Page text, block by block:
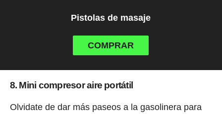
Pistolas de masaje
COMPRAR
8. Mini compresor aire portátil
Olvidate de dar más paseos a la gasolinera para